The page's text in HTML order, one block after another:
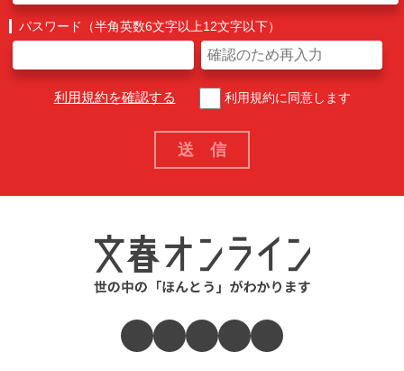
パスワード（半角英数6文字以上12文字以下）
利用規約を確認する 利用規約に同意します